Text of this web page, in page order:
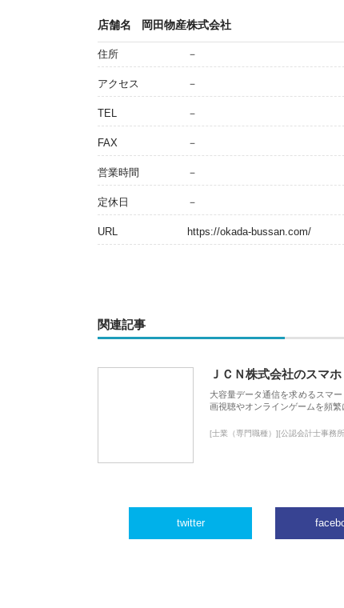
店舗名 岡田物産株式会社
住所 －
アクセス －
TEL －
FAX －
営業時間 －
定休日 －
URL https://okada-bussan.com/
関連記事
ＪＣＮ株式会社のスマ
大容量データ通信を求めるスマ
画視聴やオンラインゲームを頻
[士業（専門職種）][公認会計士事務
twitter